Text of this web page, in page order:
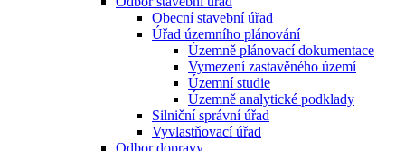
Obecní stavební úřad
Úřad územního plánování
Územně plánovací dokumentace
Vymezení zastavěného území
Územní studie
Územně analytické podklady
Silniční správní úřad
Vyvlastňovací úřad
Odbor dopravy